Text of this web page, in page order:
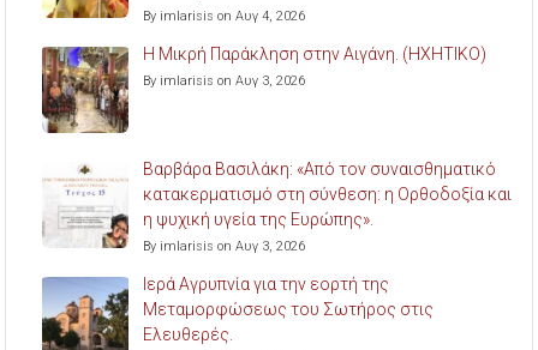
By imlarisis on Αυγ 4, 2026
Η Μικρή Παράκληση στην Αιγάνη. (ΗΧΗΤΙΚΟ)
By imlarisis on Αυγ 3, 2026
Βαρβάρα Βασιλάκη: «Από τον συναισθηματικό
κατακερματισμό στη σύνθεση: η Ορθοδοξία και
η ψυχική υγεία της Ευρώπης».
By imlarisis on Αυγ 3, 2026
Ιερά Αγρυπνία για την εορτή της
Μεταμορφώσεως του Σωτήρος στις
Ελευθερές.